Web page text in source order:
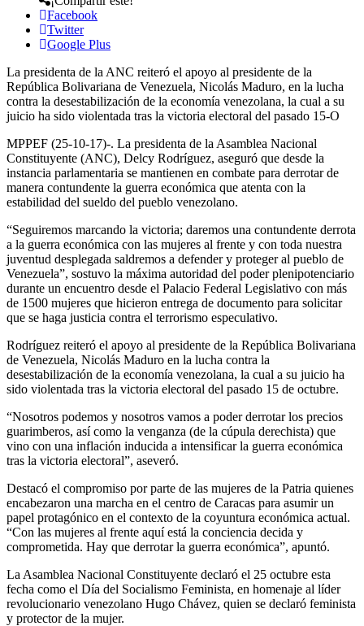
Facebook
Twitter
Google Plus
La presidenta de la ANC reiteró el apoyo al presidente de la
República Bolivariana de Venezuela, Nicolás Maduro, en la lucha
contra la desestabilización de la economía venezolana, la cual a su
juicio ha sido violentada tras la victoria electoral del pasado 15-O
MPPEF (25-10-17)-. La presidenta de la Asamblea Nacional
Constituyente (ANC), Delcy Rodríguez, aseguró que desde la
instancia parlamentaria se mantienen en combate para derrotar de
manera contundente la guerra económica que atenta con la
estabilidad del sueldo del pueblo venezolano.
“Seguiremos marcando la victoria; daremos una contundente derrota
a la guerra económica con las mujeres al frente y con toda nuestra
juventud desplegada saldremos a defender y proteger al pueblo de
Venezuela”, sostuvo la máxima autoridad del poder plenipotenciario
durante un encuentro desde el Palacio Federal Legislativo con más
de 1500 mujeres que hicieron entrega de documento para solicitar
que se haga justicia contra el terrorismo especulativo.
Rodríguez reiteró el apoyo al presidente de la República Bolivariana
de Venezuela, Nicolás Maduro en la lucha contra la
desestabilización de la economía venezolana, la cual a su juicio ha
sido violentada tras la victoria electoral del pasado 15 de octubre.
“Nosotros podemos y nosotros vamos a poder derrotar los precios
guarimberos, así como la venganza (de la cúpula derechista) que
vino con una inflación inducida a intensificar la guerra económica
tras la victoria electoral”, aseveró.
Destacó el compromiso por parte de las mujeres de la Patria quienes
encabezaron una marcha en el centro de Caracas para asumir un
papel protagónico en el contexto de la coyuntura económica actual.
“Con las mujeres al frente aquí está la conciencia decida y
comprometida. Hay que derrotar la guerra económica”, apuntó.
La Asamblea Nacional Constituyente declaró el 25 octubre esta
fecha como el Día del Socialismo Feminista, en homenaje al líder
revolucionario venezolano Hugo Chávez, quien se declaró feminista
y protector de la mujer.